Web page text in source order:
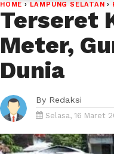
HOME › LAMPUNG SELATAN ›
Terseret
Meter,
Dunia
By Redaksi
Selasa, 16 Maret